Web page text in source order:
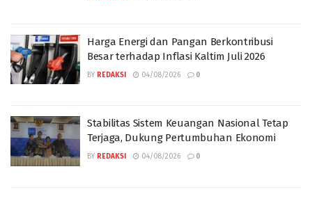
Harga Energi dan Pangan Berkontribusi
Besar terhadap Inflasi Kaltim Juli 2026
BY REDAKSI 04/08/2026 0
Stabilitas Sistem Keuangan Nasional Tetap
Terjaga, Dukung Pertumbuhan Ekonomi
BY REDAKSI 04/08/2026 0